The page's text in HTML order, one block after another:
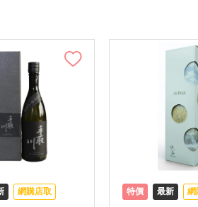
網購店取 特價 最新 網